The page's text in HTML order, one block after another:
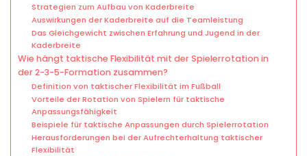
Strategien zum Aufbau von Kaderbreite
Auswirkungen der Kaderbreite auf die Teamleistung
Das Gleichgewicht zwischen Erfahrung und Jugend in der
Kaderbreite
Wie hängt taktische Flexibilität mit der Spielerrotation in
der 2-3-5-Formation zusammen?
Definition von taktischer Flexibilität im Fußball
Vorteile der Rotation von Spielern für taktische
Anpassungsfähigkeit
Beispiele für taktische Anpassungen durch Spielerrotation
Herausforderungen bei der Aufrechterhaltung taktischer
Flexibilität